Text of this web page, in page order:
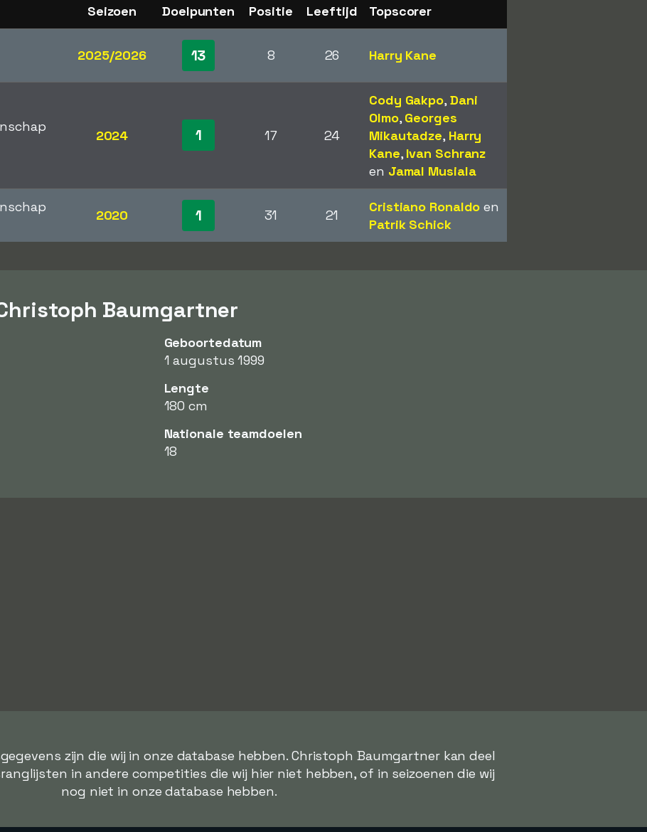
Seizoen Doelpunten Positie Leeftijd Topscorer
2025/2026 13 8 26 Harry Kane
2024 1 17 24
Cody Gakpo, Dani
Olmo, Georges
Mikautadze, Harry
Kane, Ivan Schranz
en Jamal Musiala
2020 1 31 21
Cristiano Ronaldo en
Patrik Schick
Baumgartner
Geboortedatum
1 augustus 1999
Lengte
180 cm
Nationale teamdoelen
18
zijn die wij in onze database hebben. Christoph Baumgartner kan deel
in andere competities die wij hier niet hebben, of in seizoenen die wij
nog niet in onze database hebben.